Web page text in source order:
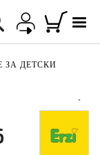
ЗА ДЕТСКИ